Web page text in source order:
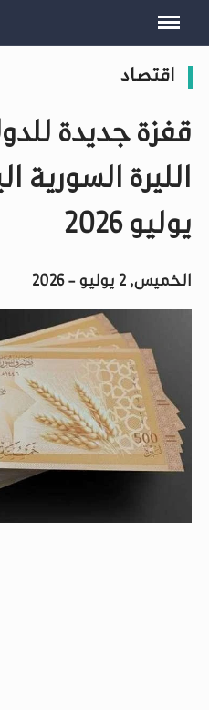
اقتصاد
قفزة جديدة
يوليو 2026
الخميس, 2 يوليو - 2026